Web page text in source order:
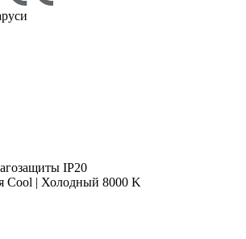
IP20
Cool | Холодный 8000 K